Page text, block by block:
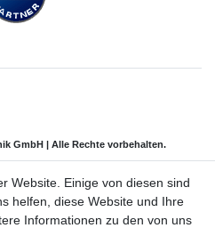
GmbH | Alle Rechte vorbehalten.
AGB
Website. Einige von diesen sind
helfen, diese Website und Ihre
Informationen zu den von uns